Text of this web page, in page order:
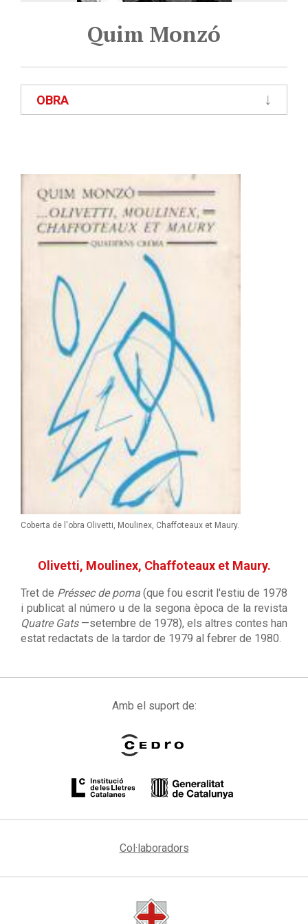
Quim Monzó
OBRA
Coberta de l'obra Olivetti, Moulinex, Chaffoteaux et Maury.
Olivetti, Moulinex, Chaffoteaux et Maury.
Tret de Préssec de poma (que fou escrit l'estiu de 1978
i publicat al número u de la segona època de la revista
Quatre Gats—setembre de 1978), els altres contes han
estat redactats de la tardor de 1979 al febrer de 1980.
Amb el suport de:
Col·laboradors